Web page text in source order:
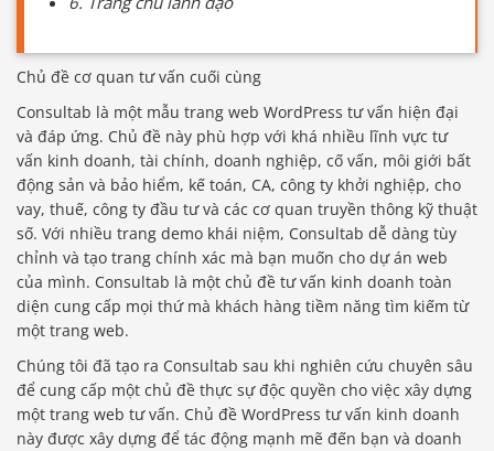
Chủ đề cơ quan tư vấn cuối cùng
Consultab là một mẫu trang web WordPress tư vấn hiện đại
và đáp ứng. Chủ đề này phù hợp với khá nhiều lĩnh vực tư
vấn kinh doanh, tài chính, doanh nghiệp, cố vấn, môi giới bất
động sản và bảo hiểm, kế toán, CA, công ty khởi nghiệp, cho
vay, thuế, công ty đầu tư và các cơ quan truyền thông kỹ thuật
số. Với nhiều trang demo khái niệm, Consultab dễ dàng tùy
chỉnh và tạo trang chính xác mà bạn muốn cho dự án web
của mình. Consultab là một chủ đề tư vấn kinh doanh toàn
diện cung cấp mọi thứ mà khách hàng tiềm năng tìm kiếm từ
một trang web.
Chúng tôi đã tạo ra Consultab sau khi nghiên cứu chuyên sâu
để cung cấp một chủ đề thực sự độc quyền cho việc xây dựng
một trang web tư vấn. Chủ đề WordPress tư vấn kinh doanh
này được xây dựng để tác động mạnh mẽ đến bạn và doanh